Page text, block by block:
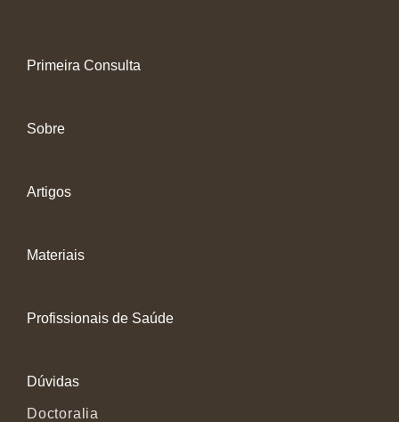
Primeira Consulta
Sobre
Artigos
Materiais
Profissionais de Saúde
Dúvidas
Doctoralia